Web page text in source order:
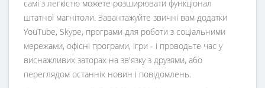
самі з легкістю можете розширювати функціонал
штатної магнітоли. Завантажуйте звичні вам додатки
YouTube, Skype, програми для роботи з соціальними
мережами, офісні програми, ігри - і проводьте час у
виснажливих заторах на зв'язку з друзями, або
переглядом останніх новин і повідомлень.